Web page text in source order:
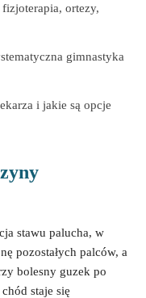
ortezy,
gimnastyka
i jakie są opcje
stawu palucha, w
pozostałych palców, a
bolesny guzek po
staje się